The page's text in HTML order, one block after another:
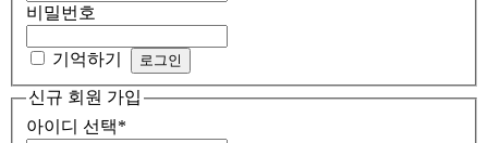
비밀번호
기억하기
신규 회원 가입
아이디 선택*